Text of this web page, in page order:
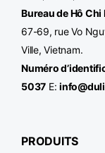
Bureau de Hô
67-69, rue Vo
Ville, Vietnam.
Numéro
5037 E:
PRODUITS